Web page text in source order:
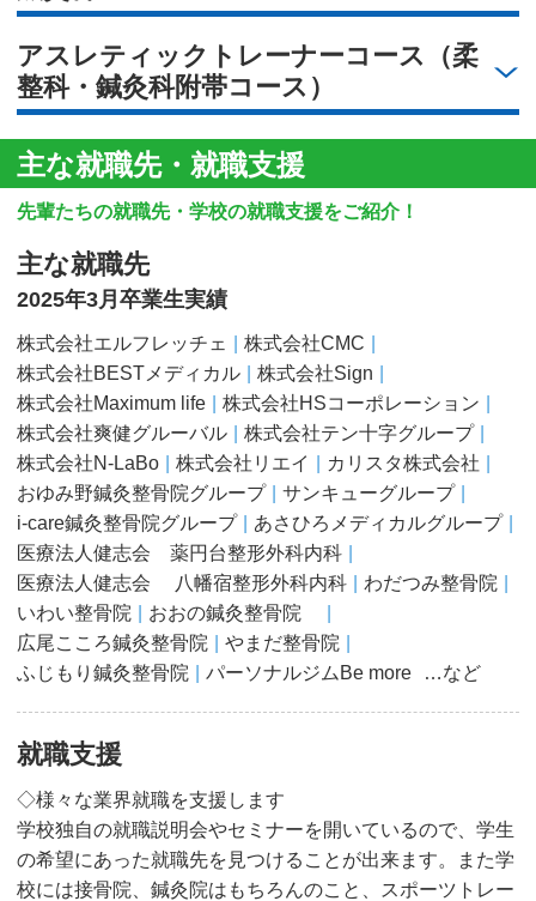
アスレティックトレーナーコース（柔
整科・鍼灸科附帯コース）
主な就職先・就職支援
先輩たちの就職先・学校の就職支援をご紹介！
主な就職先
2025年3月卒業生実績
株式会社エルフレッチェ
株式会社CMC
株式会社BESTメディカル
株式会社Sign
株式会社Maximum life
株式会社HSコーポレーション
株式会社爽健グルーバル
株式会社テン十字グループ
株式会社N-LaBo
株式会社リエイ
カリスタ株式会社
おゆみ野鍼灸整骨院グループ
サンキューグループ
i-care鍼灸整骨院グループ
あさひろメディカルグループ
医療法人健志会 薬円台整形外科内科
医療法人健志会 八幡宿整形外科内科
わだつみ整骨院
いわい整骨院
おおの鍼灸整骨院
広尾こころ鍼灸整骨院
やまだ整骨院
ふじもり鍼灸整骨院
パーソナルジムBe more …など
就職支援
◇様々な業界就職を支援します
学校独自の就職説明会やセミナーを開いているので、学生
の希望にあった就職先を見つけることが出来ます。また学
校には接骨院、鍼灸院はもちろんのこと、スポーツトレー